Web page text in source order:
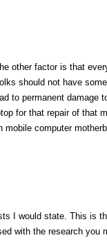
other factor is that
should not have
to permanent damage
for that repair of that
mobile computer
I would state. This is
with the research you